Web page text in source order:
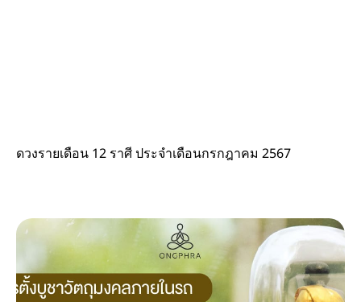
ดวงรายเดือน 12 ราศี ประจำเดือนกรกฎาคม 2567